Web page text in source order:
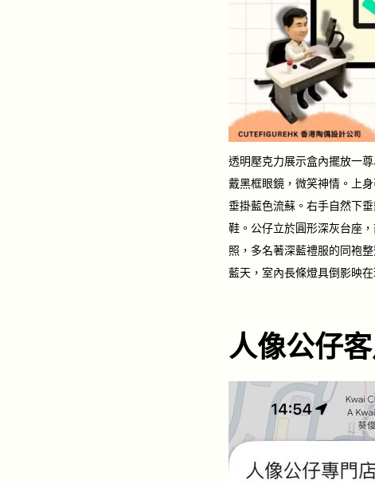
透明壓克力展示盒內擺放一
戴黑框眼鏡，微笑神情。上
垂掛藍色流蘇。右手自然下
鞋。公仔立於圓形深灰台座
照，多名著深藍禮服的同袍
藍天，室內長條燈具倒影映
人像公仔